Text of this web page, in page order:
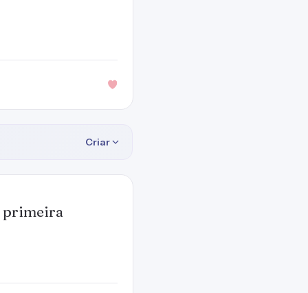
Criar
primeira